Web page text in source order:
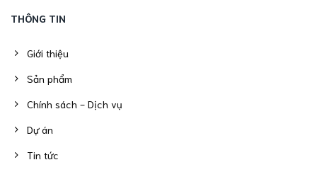
THÔNG TIN
Giới thiệu
Sản phẩm
Chính sách - Dịch vụ
Dự án
Tin tức